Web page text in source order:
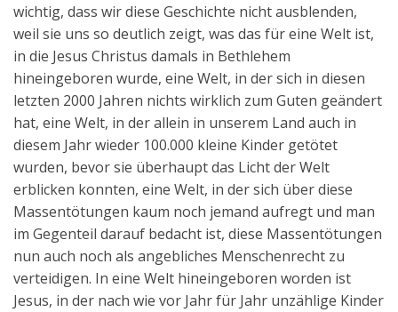
wichtig, dass wir diese Geschichte nicht ausblenden,
weil sie uns so deutlich zeigt, was das für eine Welt ist,
in die Jesus Christus damals in Bethlehem
hineingeboren wurde, eine Welt, in der sich in diesen
letzten 2000 Jahren nichts wirklich zum Guten geändert
hat, eine Welt, in der allein in unserem Land auch in
diesem Jahr wieder 100.000 kleine Kinder getötet
wurden, bevor sie überhaupt das Licht der Welt
erblicken konnten, eine Welt, in der sich über diese
Massentötungen kaum noch jemand aufregt und man
im Gegenteil darauf bedacht ist, diese Massentötungen
nun auch noch als angebliches Menschenrecht zu
verteidigen. In eine Welt hineingeboren worden ist
Jesus, in der nach wie vor Jahr für Jahr unzählige Kinder